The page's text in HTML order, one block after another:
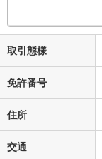
取引態様
免許番号
住所
交通